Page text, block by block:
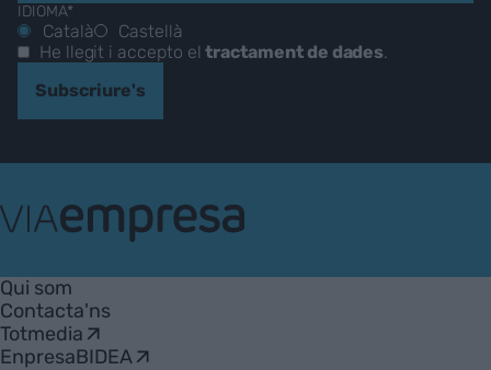
IDIOMA*
Català
Castellà
He llegit i accepto eltractament de dades.
Subscriure's
Empresa
Qui som
Contacta'ns
Totmedia
EnpresaBIDEA